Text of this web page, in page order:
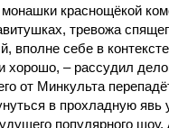
краснощёкой
тревожа
вполне себе в
хорошо, – рассудил
от Минкульта
в прохладную
популярного